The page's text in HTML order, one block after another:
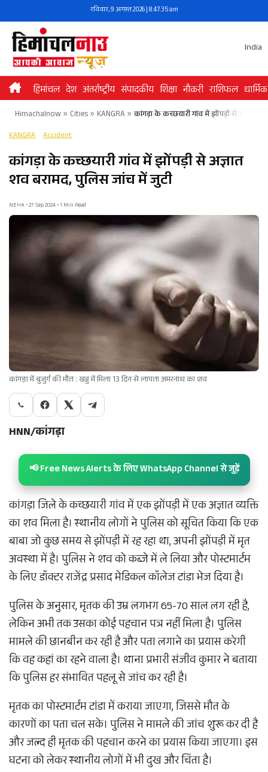
to
content
रविवार, 9 अगस्त 2026 | 8:47:35 am
India
हिमांचल देश अंतर्राष्ट्रीय संपादकीय शिक्षा नौकरी राशिफल धार्मिक
Himachalnow» Cities» KANGRA » कांगड़ा के कच्छयारी गांव में झोंपड़ी से अज्ञात
KANGRA Accident
कांगड़ा के कच्छयारी गांव में झोंपड़ी से अज्ञात
शव बरामद, पुलिस जांच में जुटी
NEHA • 27 Sep 2024 • 1 Min Read
कांगड़ा में बुजुर्ग की मौत : खड्ड में मिला 13 दिन से लापता अमरनाथ का शव
HNN/कांगड़ा
📢 Free News Alerts के लिए WhatsApp Channel से जुड़ें
कांगड़ा जिले के कच्छयारी गांव में एक झोंपड़ी में एक अज्ञात व्यक्ति
का शव मिला है। स्थानीय लोगों ने पुलिस को सूचित किया कि एक
बाबा जो कुछ समय से झोंपड़ी में रह रहा था, अपनी झोंपड़ी में मृत
अवस्था में है। पुलिस ने शव को कब्जे में ले लिया और पोस्टमार्टम
के लिए डॉक्टर राजेंद्र प्रसाद मेडिकल कॉलेज टांडा भेज दिया है।
पुलिस के अनुसार, मृतक की उम्र लगभग 65-70 साल लग रही है,
लेकिन अभी तक उसका कोई पहचान पत्र नहीं मिला है। पुलिस
मामले की छानबीन कर रही है और पता लगाने का प्रयास करेगी
कि वह कहां का रहने वाला है। थाना प्रभारी संजीव कुमार ने बताया
कि पुलिस हर संभावित पहलू से जांच कर रही है।
मृतक का पोस्टमार्टम टांडा में कराया जाएगा, जिससे मौत के
कारणों का पता चल सके। पुलिस ने मामले की जांच शुरू कर दी है
और जल्द ही मृतक की पहचान करने का प्रयास किया जाएगा। इस
घटना को लेकर स्थानीय लोगों में भी दुख और चिंता है।